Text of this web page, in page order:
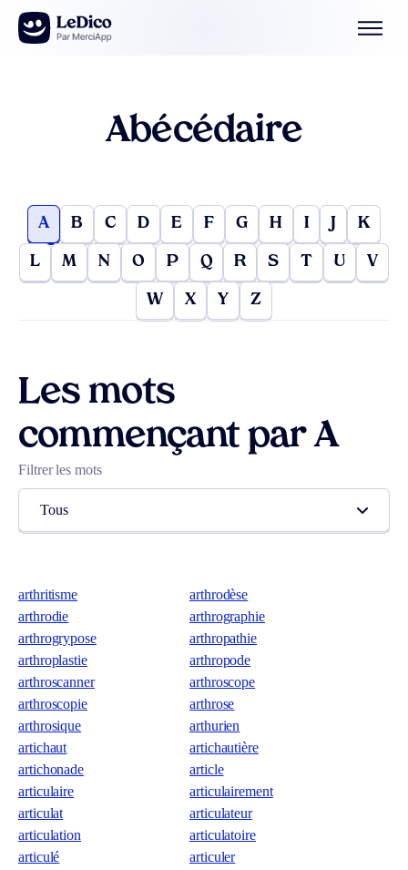
Aller au contenu
Abécédaire
A B C D E F G H I J K
L M N O P Q R S T U V
W X Y Z
Les mots
commençant par A
Filtrer les mots
Tous
arthritisme
arthrodèse
arthrodie
arthrographie
arthrogrypose
arthropathie
arthroplastie
arthropode
arthroscanner
arthroscope
arthroscopie
arthrose
arthrosique
arthurien
artichaut
artichautière
artichonade
article
articulaire
articulairement
articulat
articulateur
articulation
articulatoire
articulé
articuler